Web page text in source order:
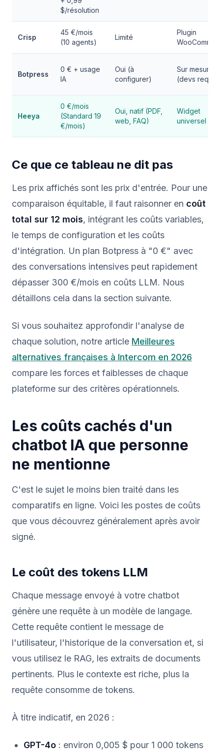
$/résolution
Crisp
45 €/mois
(10 agents)
Limité
Plugin
Botpress
0 € + usage
IA
Oui (à
configurer)
Sur mesure
(devs requis)
Heeya
0 €/mois
(Standard 19
€/mois)
Oui, natif (PDF,
web, FAQ)
Widget
universel +
Ce que ce tableau ne dit pas
Les prix affichés sont les prix d'entrée. Pour une
comparaison équitable, il faut raisonner en coût
total sur 12 mois, intégrant les coûts variables,
le temps de configuration et les coûts
d'intégration. Un plan Botpress à "0 €" avec
des conversations intensives peut rapidement
dépasser 300 €/mois en coûts LLM. Nous
détaillons cela dans la section suivante.
Si vous souhaitez approfondir l'analyse de
chaque solution, notre article Meilleures
alternatives françaises à Intercom en 2026
compare les forces et faiblesses de chaque
plateforme sur des critères opérationnels.
Les coûts cachés d'un
chatbot IA que personne
ne mentionne
C'est le sujet le moins bien traité dans les
comparatifs en ligne. Voici les postes de coûts
que vous découvrez généralement après avoir
signé.
Le coût des tokens LLM
Chaque message envoyé à votre chatbot
génère une requête à un modèle de langage.
Cette requête contient le message de
l'utilisateur, l'historique de la conversation et, si
vous utilisez le RAG, les extraits de documents
pertinents. Plus le contexte est riche, plus la
requête consomme de tokens.
À titre indicatif, en 2026 :
GPT-4o : environ 0,005 $ pour 1 000 tokens